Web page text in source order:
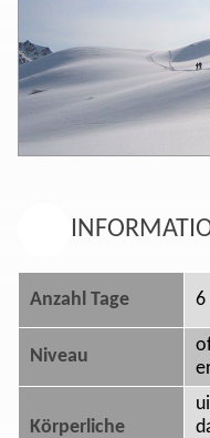
Anzahl Tage 6
Niveau
Körperliche